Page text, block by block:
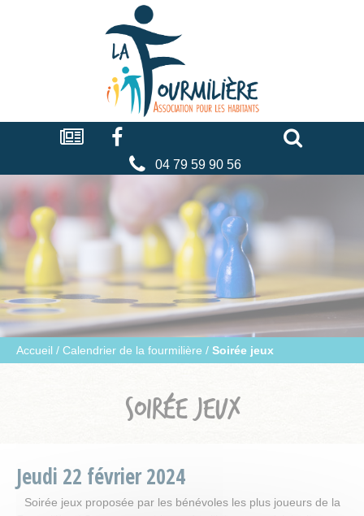
La
fourmilière
Actualités Facebook
04 79 59 90 56
Accueil / Calendrier de la fourmilière / Soirée jeux
SOIRÉE JEUX
Jeudi 22 février2024
Soirée jeux proposée par les bénévoles les plus joueurs de la
Cookies management panel